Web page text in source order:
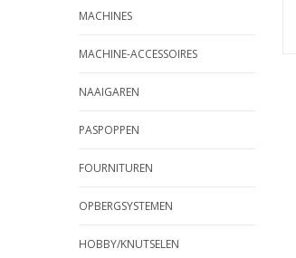
MACHINES
MACHINE-ACCESSOIRES
NAAIGAREN
PASPOPPEN
FOURNITUREN
OPBERGSYSTEMEN
HOBBY/KNUTSELEN